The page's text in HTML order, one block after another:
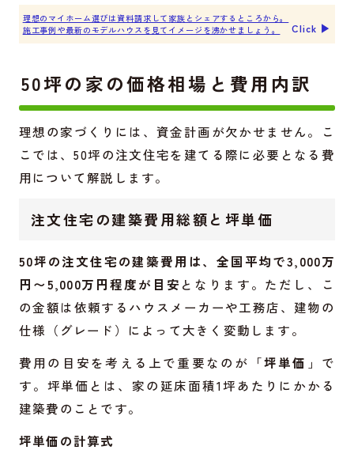
理想のマイホーム選びは資料請求して家族とシェアするところから。
施工事例や最新のモデルハウスを見てイメージを沸かせましょう。
Click ▶︎
50坪の家の価格相場と費用内訳
理想の家づくりには、資金計画が欠かせません。こ
こでは、50坪の注文住宅を建てる際に必要となる費
用について解説します。
注文住宅の建築費用総額と坪単価
50坪の注文住宅の建築費用は、全国平均で3,000万
円〜5,000万円程度が目安 となります。ただし、こ
の金額は依頼するハウスメーカーや工務店、建物の
仕様（グレード）によって大きく変動します。
費用の目安を考える上で重要なのが「坪単価 」で
す。坪単価とは、家の延床面積1坪あたりにかかる
建築費のことです。
坪単価の計算式